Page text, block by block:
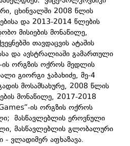
ცხინვალში 2008 წლის
და 2013-2014 წლების
მისიების მონაწილე,
თავდაცვის ატაშის
და ავსტრალიაში გამართული
ორგზის ოქროს მედლის
გიორგი ჯაბახიძე, მე-4
მოსამსახურე, 2008 წლის
მონაწილე, 2017-2018
ის ორგზის ოქროს
მასწავლებლის ეროვნული
მასწავლებლის გლობალური
- ვლადიმერ აფხაზავა.